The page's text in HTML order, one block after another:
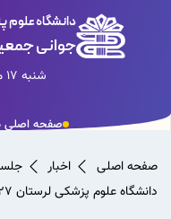
دانشگاه علوم
جوانی
شنبه 17 مرداد 1405
صفحه اصلی
صفحه اصلی اخبار
دانشگاه علوم پزشکی لرستان 27 مهر 1404 برگزار شد